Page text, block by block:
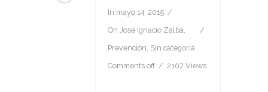
In mayo 14, 2015
On José Ignacio Zalba,
Prevención, Sin categoría
Comments off
2107 Views